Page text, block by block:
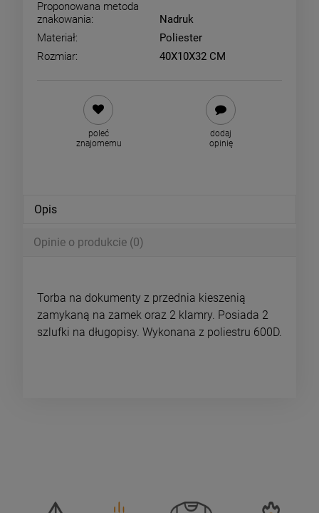
Proponowana metoda
znakowania:
Nadruk
Materiał:
Poliester
Rozmiar:
40X10X32 CM
poleć
znajomemu
dodaj
opinię
Opis
Opinie o produkcie (0)
Torba na dokumenty z przednia kieszenią
zamykaną na zamek oraz 2 klamry. Posiada 2
szlufki na długopisy. Wykonana z poliestru 600D.